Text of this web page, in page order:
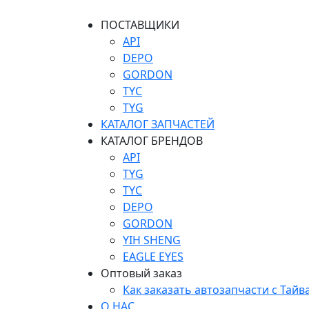
ПОСТАВЩИКИ
API
DEPO
GORDON
TYC
TYG
КАТАЛОГ ЗАПЧАСТЕЙ
КАТАЛОГ БРЕНДОВ
API
TYG
TYC
DEPO
GORDON
YIH SHENG
EAGLE EYES
Оптовый заказ
Как заказать автозапчасти с